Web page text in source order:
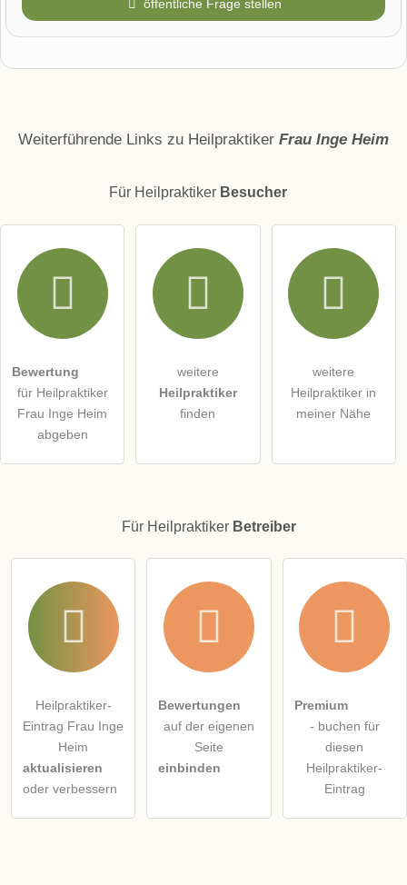
öffentliche Frage stellen
E-Mail-Adresse (wird nicht veröffentlicht)
Hiermit akzeptiere ich die .
öffentliche Frage stellen Abbrechen
Hinweis:
Weiterführende Links zu Heilpraktiker Frau Inge Heim
Für Heilpraktiker Besucher
Bewertung
für Heilpraktiker
Frau Inge Heim
abgeben
weitere
Heilpraktiker
finden
weitere
Heilpraktiker in
meiner Nähe
Für Heilpraktiker Betreiber
Heilpraktiker-
Eintrag Frau Inge
Heim
aktualisieren
oder verbessern
Bewertungen
auf der eigenen
Seite
einbinden
Premium
- buchen für
diesen
Heilpraktiker-
Eintrag